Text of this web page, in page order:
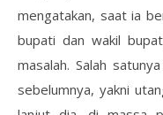
mengatakan, saat ia
bupati dan wakil
masalah. Salah
sebelumnya, yakni